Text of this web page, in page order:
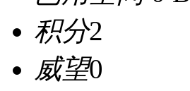
积分2
威望0